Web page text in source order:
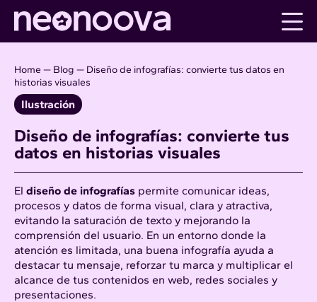
content
Home — Blog — Diseño de infografías: convierte tus datos en
historias visuales
Ilustración
Diseño de infografías: convierte tus
datos en historias visuales
El diseño de infografías permite comunicar ideas,
procesos y datos de forma visual, clara y atractiva,
evitando la saturación de texto y mejorando la
comprensión del usuario. En un entorno donde la
atención es limitada, una buena infografía ayuda a
destacar tu mensaje, reforzar tu marca y multiplicar el
alcance de tus contenidos en web, redes sociales y
presentaciones.